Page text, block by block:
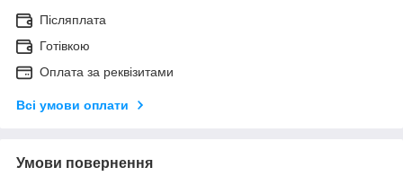
Післяплата
Готівкою
Оплата за реквізитами
Всі умови оплати
Умови повернення